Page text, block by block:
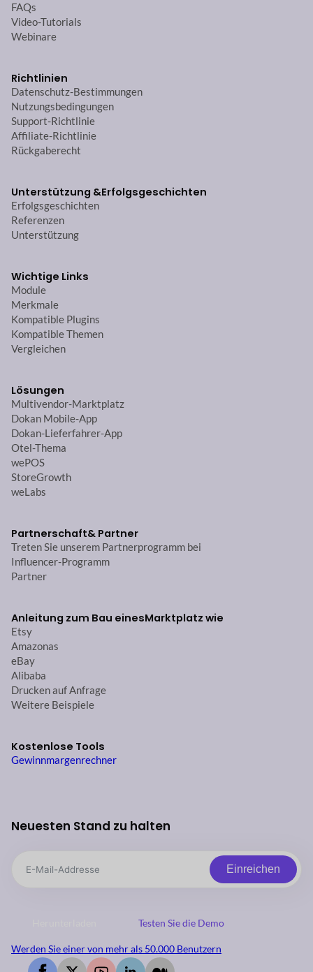
FAQs
Video-Tutorials
Webinare
Richtlinien
Datenschutz-Bestimmungen
Nutzungsbedingungen
Support-Richtlinie
Affiliate-Richtlinie
Rückgaberecht
Unterstützung &Erfolgsgeschichten
Erfolgsgeschichten
Referenzen
Unterstützung
Wichtige Links
Module
Merkmale
Kompatible Plugins
Kompatible Themen
Vergleichen
Lösungen
Multivendor-Marktplatz
Dokan Mobile-App
Dokan-Lieferfahrer-App
Otel-Thema
wePOS
StoreGrowth
weLabs
Partnerschaft& Partner
Treten Sie unserem Partnerprogramm bei
Influencer-Programm
Partner
Anleitung zum Bau einesMarktplatz wie
Etsy
Amazonas
eBay
Alibaba
Drucken auf Anfrage
Weitere Beispiele
Kostenlose Tools
Gewinnmargenrechner
Neuesten Stand zu halten
Einreichen
Testen Sie die Demo
Werden Sie einer von mehr als 50.000 Benutzern